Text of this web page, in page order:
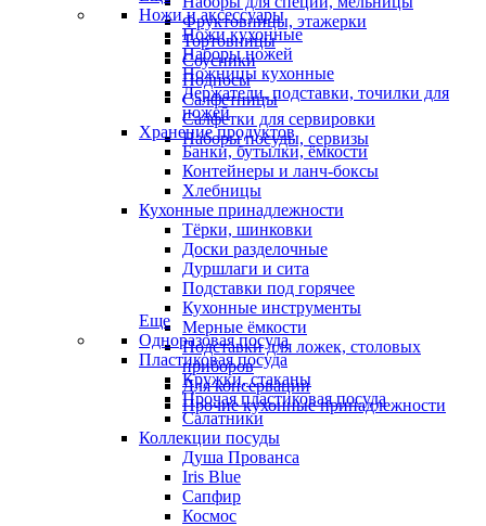
Фруктовницы, этажерки
Тортовницы
Соусники
Подносы
Салфетницы
Салфетки для сервировки
Наборы посуды, сервизы
Ножи и аксессуары
Ножи кухонные
Наборы ножей
Ножницы кухонные
Держатели, подставки, точилки для
ножей
Хранение продуктов
Банки, бутылки, ёмкости
Контейнеры и ланч-боксы
Хлебницы
Кухонные принадлежности
Тёрки, шинковки
Доски разделочные
Дуршлаги и сита
Подставки под горячее
Кухонные инструменты
Мерные ёмкости
Подставки для ложек, столовых
приборов
Для консервации
Прочие кухонные принадлежности
Еще
Одноразовая посуда
Пластиковая посуда
Кружки, стаканы
Прочая пластиковая посуда
Салатники
Коллекции посуды
Душа Прованса
Iris Blue
Сапфир
Космос